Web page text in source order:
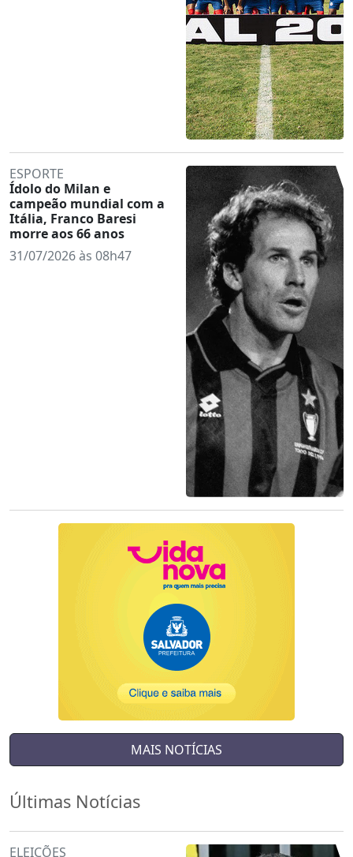
ESPORTE
Ídolo do Milan e
campeão mundial com a
Itália, Franco Baresi
morre aos 66 anos
31/07/2026 às 08h47
MAIS NOTÍCIAS
Últimas Notícias
ELEIÇÕES